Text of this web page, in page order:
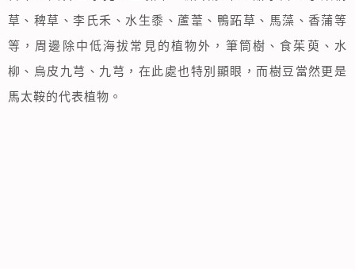
草、稗草、李氏禾、水生黍、蘆葦、鴨跖草、馬藻、香蒲等
等，周邊除中低海拔常見的植物外，筆筒樹、食茱萸、水
柳、烏皮九芎、九芎，在此處也特別顯眼，而樹豆當然更是
馬太鞍的代表植物。